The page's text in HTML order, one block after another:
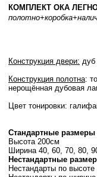
КОМПЛЕКТ ОКА
полотно+коробка
Конструкция двери: дуб
Конструкция полотна:
нерощённая дубовая
Цвет тонировки:
Стандартные размеры
Высота 200см
Ширина 40, 60, 70, 80,
Нестандартные
Нестандарты по высоте